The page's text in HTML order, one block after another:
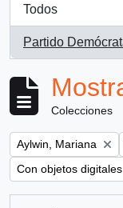
Todos
Partido
, 1 resultados
Colecciones
Remove filter:
Aylwin, Mariana
Remove filter:
Con objetos digitales